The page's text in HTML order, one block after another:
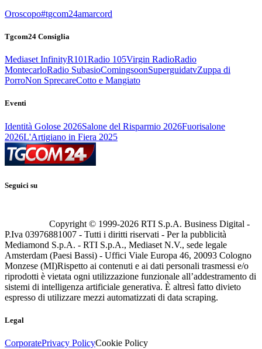
Oroscopo#tgcom24amarcord
Tgcom24 Consiglia
Mediaset InfinityR101Radio 105Virgin RadioRadio
MontecarloRadio SubasioComingsoonSuperguidatvZuppa di
PorroNon SprecareCotto e Mangiato
Eventi
Identità Golose 2026Salone del Risparmio 2026Fuorisalone
2026L'Artigiano in Fiera 2025
Seguici su
Copyright © 1999-2026 RTI S.p.A. Business Digital -
P.Iva 03976881007 - Tutti i diritti riservati - Per la pubblicità
Mediamond S.p.A. - RTI S.p.A., Mediaset N.V., sede legale
Amsterdam (Paesi Bassi) - Uffici Viale Europa 46, 20093 Cologno
Monzese (MI)Rispetto ai contenuti e ai dati personali trasmessi e/o
riprodotti è vietata ogni utilizzazione funzionale all’addestramento di
sistemi di intelligenza artificiale generativa. È altresì fatto divieto
espresso di utilizzare mezzi automatizzati di data scraping.
Legal
CorporatePrivacy PolicyCookie Policy